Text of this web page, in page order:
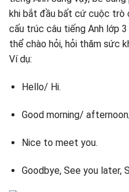
khi bắt đầu bất cứ cuộc trò
cấu trúc câu tiếng Anh lớp
thể chào hỏi, hỏi thăm sức
Ví dụ:
Hello/ Hi.
Good morning/
Nice to meet you.
Goodbye, See you later,